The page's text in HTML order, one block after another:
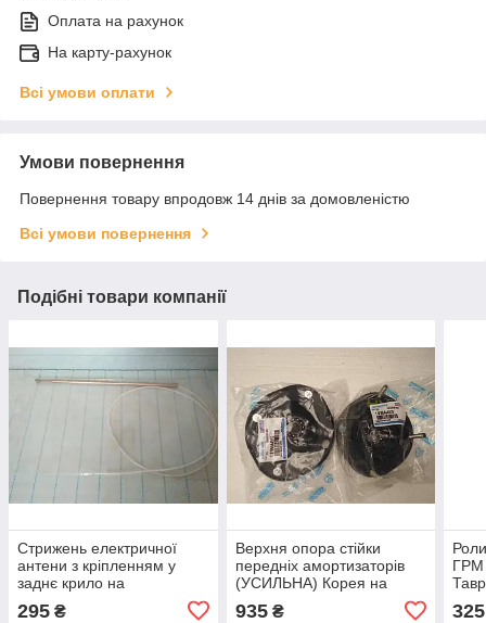
Оплата на рахунок
На карту-рахунок
Всі умови оплати
Умови повернення
Повернення товару впродовж 14 днів за домовленістю
Всі умови повернення
Подібні товари компанії
Стрижень електричної
антени з кріпленням у
заднє крило на
295 ₴
Верхня опора стійки
передніх амортизаторів
(УСИЛЬНА) Корея на
Lanos, Sens ціна за 1 фут
935₴
ГРМ
325